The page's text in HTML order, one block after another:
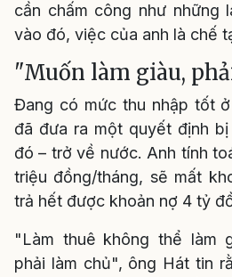
cần chấm công như những
vào đó, việc của anh là chế
"Muốn làm giàu,
Đang có mức thu nhập tốt
đã đưa ra một quyết định bị
đó – trở về nước. Anh tính
triệu đồng/tháng, sẽ mất
trả hết được khoản nợ 4 tỷ
"Làm thuê không thể làm
phải làm chủ", ông Hát tin